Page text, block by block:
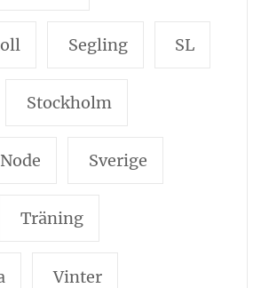
Segling SL
Stockholm
Sverige
Träning
Vinter